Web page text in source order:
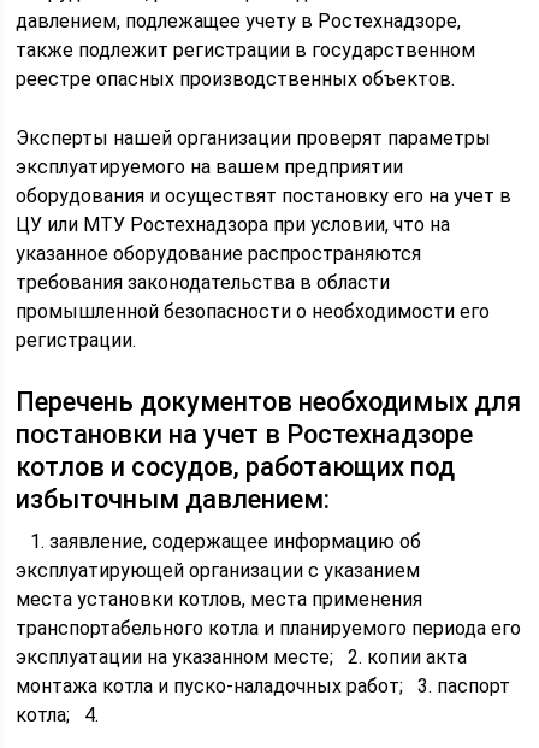
давлением, подлежащее учету в Ростехнадзоре,
также подлежит регистрации в государственном
реестре опасных производственных объектов.
Эксперты нашей организации проверят параметры
эксплуатируемого на вашем предприятии
оборудования и осуществят постановку его на учет в
ЦУ или МТУ Ростехнадзора при условии, что на
указанное оборудование распространяются
требования законодательства в области
промышленной безопасности о необходимости его
регистрации.
Перечень документов необходимых для
постановки на учет в Ростехнадзоре
котлов и сосудов, работающих под
избыточным давлением:
1. заявление, содержащее информацию об
эксплуатирующей организации с указанием
места установки котлов, места применения
транспортабельного котла и планируемого периода его
эксплуатации на указанном месте; 2. копии акта
монтажа котла и пуско-наладочных работ; 3. паспорт
котла; 4.